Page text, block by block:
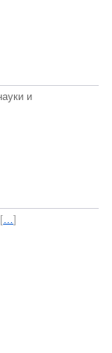
и
[…]